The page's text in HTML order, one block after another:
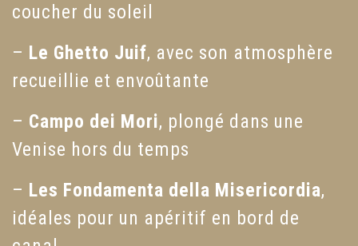
coucher du soleil
– Le Ghetto Juif, avec son atmosphère
recueillie et envoûtante
– Campo dei Mori, plongé dans une
Venise hors du temps
– Les Fondamenta della Misericordia,
idéales pour un apéritif en bord de